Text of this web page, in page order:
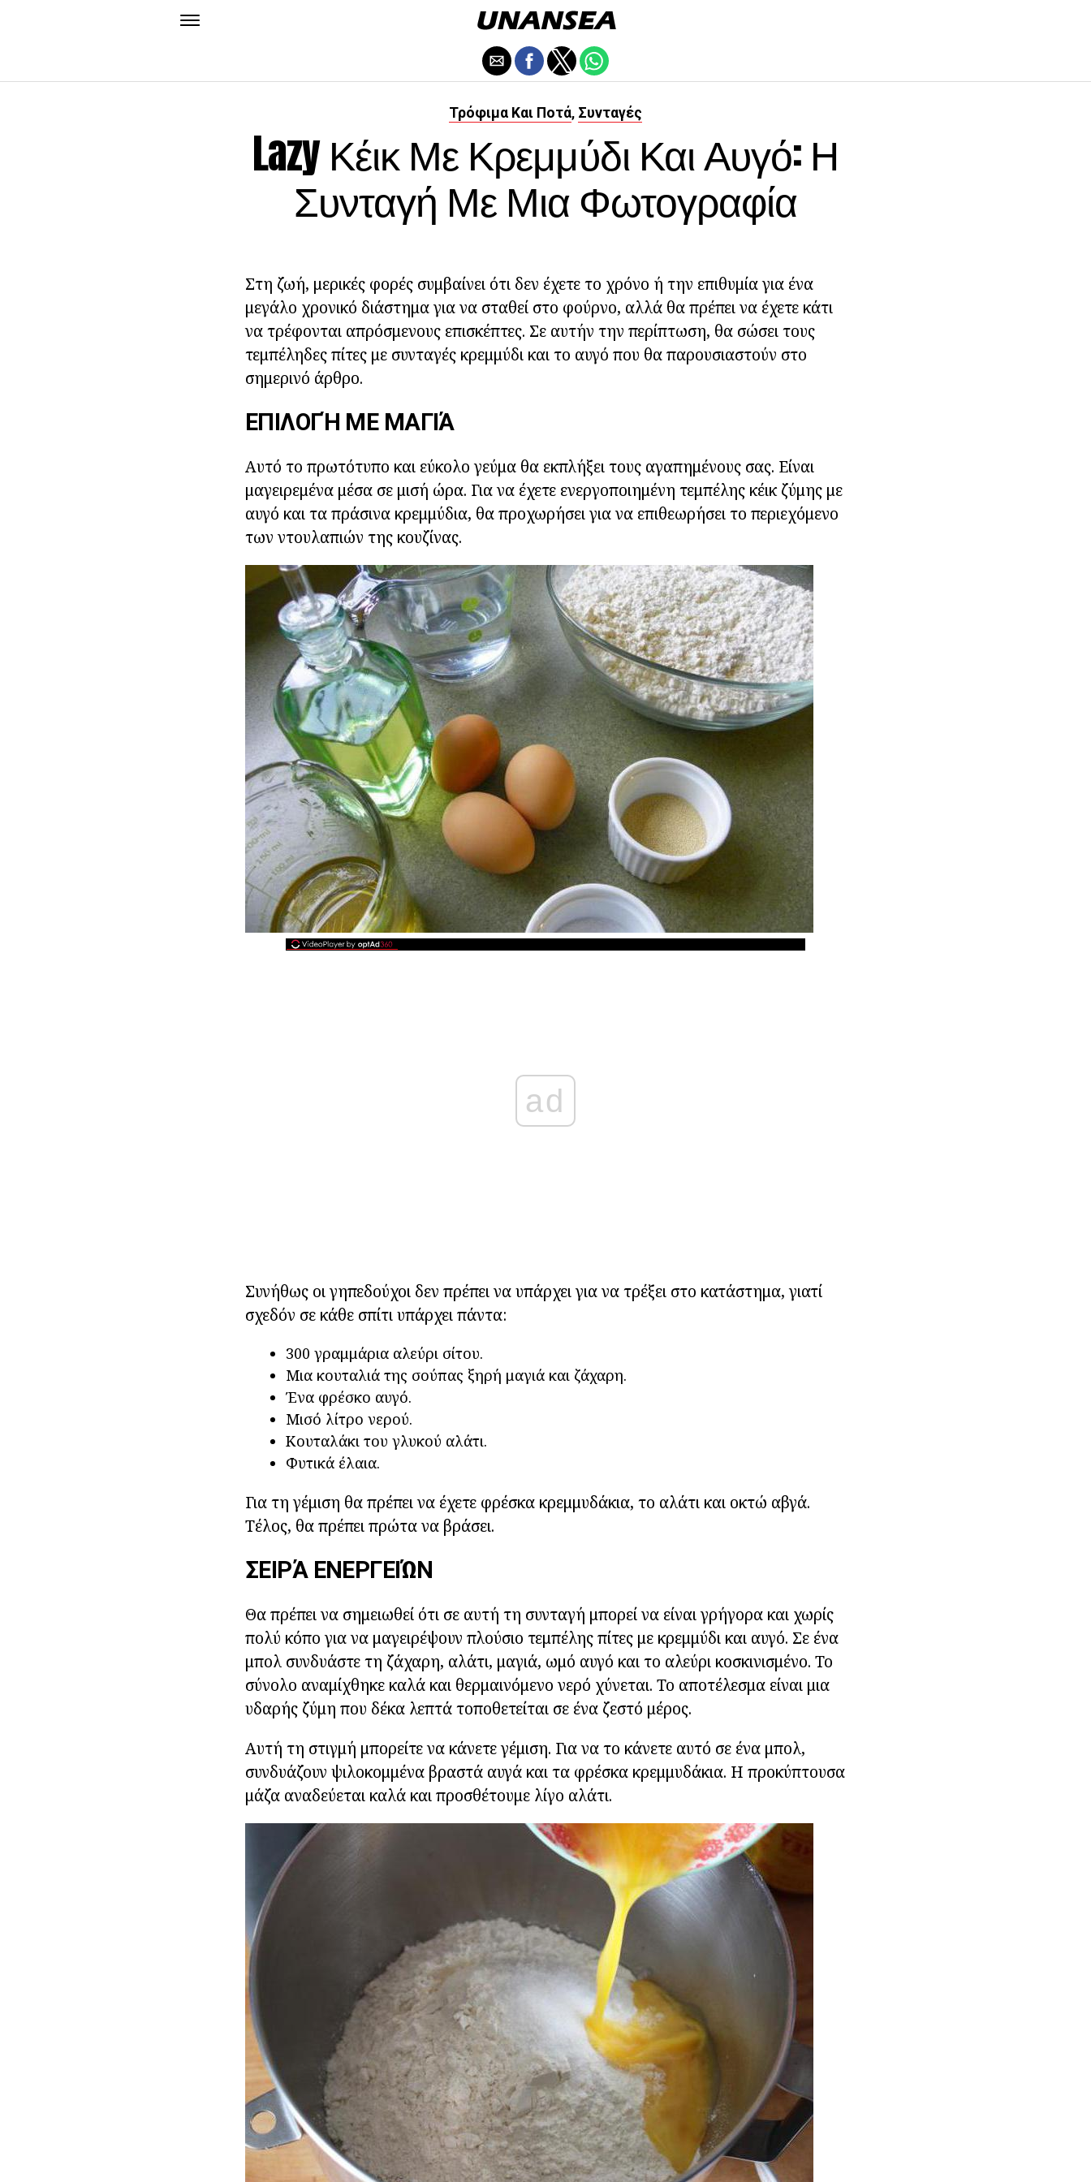
Τρόφιμα Και Ποτά, Συνταγές
Lazy Κέικ Με Κρεμμύδι Και Αυγό: Η
Συνταγή Με Μια Φωτογραφία
Στη ζωή, μερικές φορές συμβαίνει ότι δεν έχετε το χρόνο ή την επιθυμία για ένα
μεγάλο χρονικό διάστημα για να σταθεί στο φούρνο, αλλά θα πρέπει να έχετε κάτι
να τρέφονται απρόσμενους επισκέπτες. Σε αυτήν την περίπτωση, θα σώσει τους
τεμπέληδες πίτες με συνταγές κρεμμύδι και το αυγό που θα παρουσιαστούν στο
σημερινό άρθρο.
ΕΠΙΛΟΓΉ ΜΕ ΜΑΓΙΆ
Αυτό το πρωτότυπο και εύκολο γεύμα θα εκπλήξει τους αγαπημένους σας. Είναι
μαγειρεμένα μέσα σε μισή ώρα. Για να έχετε ενεργοποιημένη τεμπέλης κέικ ζύμης με
αυγό και τα πράσινα κρεμμύδια, θα προχωρήσει για να επιθεωρήσει το περιεχόμενο
των ντουλαπιών της κουζίνας.
ad
Συνήθως οι γηπεδούχοι δεν πρέπει να υπάρχει για να τρέξει στο κατάστημα, γιατί
σχεδόν σε κάθε σπίτι υπάρχει πάντα:
300 γραμμάρια αλεύρι σίτου.
Μια κουταλιά της σούπας ξηρή μαγιά και ζάχαρη.
Ένα φρέσκο αυγό.
Μισό λίτρο νερού.
Κουταλάκι του γλυκού αλάτι.
Φυτικά έλαια.
Για τη γέμιση θα πρέπει να έχετε φρέσκα κρεμμυδάκια, το αλάτι και οκτώ αβγά.
Τέλος, θα πρέπει πρώτα να βράσει.
ΣΕΙΡΆ ΕΝΕΡΓΕΙΏΝ
Θα πρέπει να σημειωθεί ότι σε αυτή τη συνταγή μπορεί να είναι γρήγορα και χωρίς
πολύ κόπο για να μαγειρέψουν πλούσιο τεμπέλης πίτες με κρεμμύδι και αυγό. Σε ένα
μπολ συνδυάστε τη ζάχαρη, αλάτι, μαγιά, ωμό αυγό και το αλεύρι κοσκινισμένο. Το
σύνολο αναμίχθηκε καλά και θερμαινόμενο νερό χύνεται. Το αποτέλεσμα είναι μια
υδαρής ζύμη που δέκα λεπτά τοποθετείται σε ένα ζεστό μέρος.
Αυτή τη στιγμή μπορείτε να κάνετε γέμιση. Για να το κάνετε αυτό σε ένα μπολ,
συνδυάζουν ψιλοκομμένα βραστά αυγά και τα φρέσκα κρεμμυδάκια. Η προκύπτουσα
μάζα αναδεύεται καλά και προσθέτουμε λίγο αλάτι.